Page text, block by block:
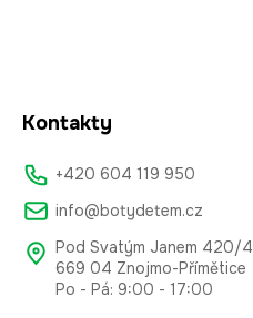
Kontakty
+420 604 119 950
info@botydetem.cz
Pod Svatým Janem 420/4
669 04 Znojmo-Přímětice
Po - Pá: 9:00 - 17:00